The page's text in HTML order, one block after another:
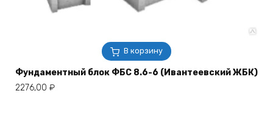
В корзину
Фундаментный блок ФБС 8.6-6 (Ивантеевский ЖБК)
2276,00 ₽